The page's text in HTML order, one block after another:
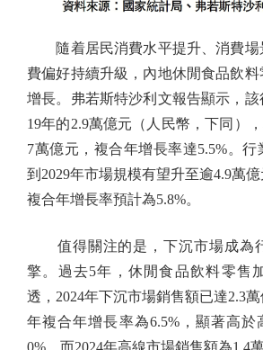
隨着居民消費水平提升、消費場
費偏好持續升級，內地休閒食品飲
增長。弗若斯特沙利文報告顯示，
19年的2.9萬億元（人民幣，下同）
7萬億元，複合年增長率達5.5%。行
到2029年市場規模有望升至逾4.9萬億
複合年增長率預計為5.8%。
值得關注的是，下沉市場成為行
擎。過去5年，休閒食品飲料零售
透，2024年下沉市場銷售額已達2.3萬
年複合年增長率為6.5%，顯著高於